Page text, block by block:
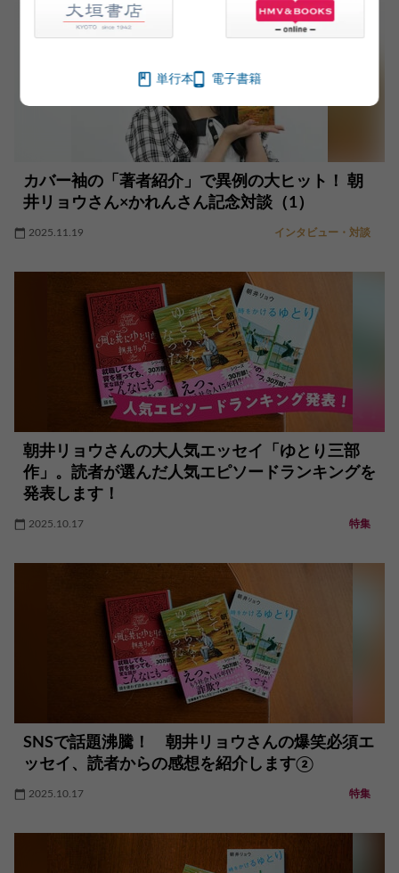
カバー袖の「著者紹介」で異例の大ヒット！ 朝
井リョウさん×かれんさん記念対談（1）
2025.11.19 インタビュー・対談
朝井リョウさんの大人気エッセイ「ゆとり三部
作」。読者が選んだ人気エピソードランキングを
発表します！
2025.10.17 特集
SNSで話題沸騰！ 朝井リョウさんの爆笑必須エ
ッセイ、読者からの感想を紹介します②
2025.10.17 特集
単行本 電子書籍